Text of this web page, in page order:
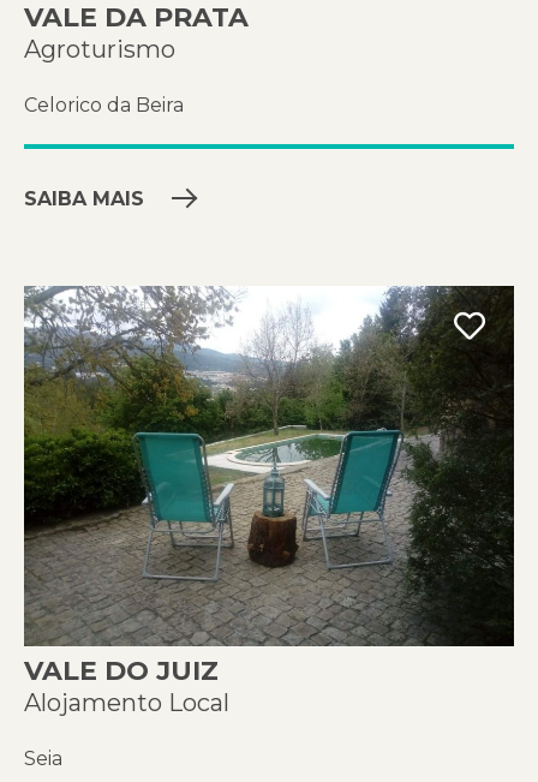
VALE DA PRATA
Agroturismo
Celorico da Beira
SAIBA MAIS
VALE DO JUIZ
Alojamento Local
Seia